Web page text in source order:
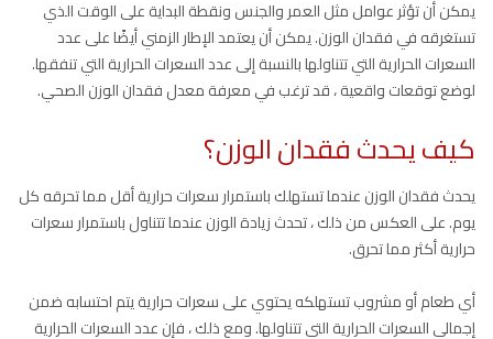
يمكن أن تؤثر عوامل مثل العمر والجنس ونقطة البداية على الوقت الذي
تستغرقه في فقدان الوزن. يمكن أن يعتمد الإطار الزمني أيضًا على عدد
السعرات الحرارية التي تتناولها بالنسبة إلى عدد السعرات الحرارية التي تنفقها.
لوضع توقعات واقعية ، قد ترغب في معرفة معدل فقدان الوزن الصحي.
كيف يحدث فقدان الوزن؟
يحدث فقدان الوزن عندما تستهلك باستمرار سعرات حرارية أقل مما تحرقه كل
يوم. على العكس من ذلك ، تحدث زيادة الوزن عندما تتناول باستمرار سعرات
حرارية أكثر مما تحرق.
أي طعام أو مشروب تستهلكه يحتوي على سعرات حرارية يتم احتسابه ضمن
إجمالي السعرات الحرارية التي تتناولها. ومع ذلك ، فإن عدد السعرات الحرارية